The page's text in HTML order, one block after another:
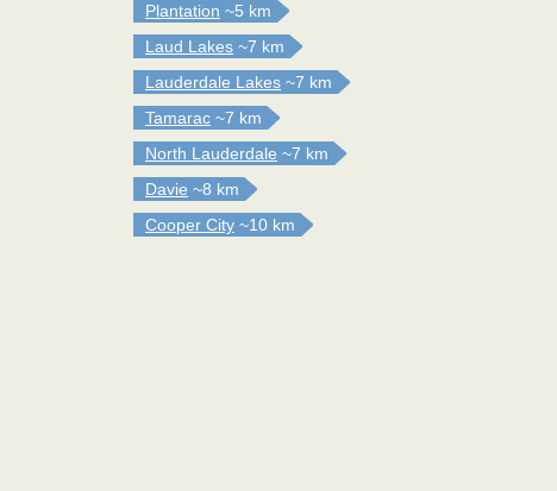
Plantation ~5 km
Laud Lakes ~7 km
Lauderdale Lakes ~7 km
Tamarac ~7 km
North Lauderdale ~7 km
Davie ~8 km
Cooper City ~10 km